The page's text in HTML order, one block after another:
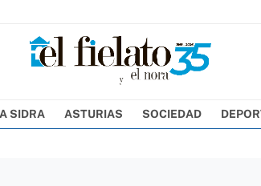
SIDRA ASTURIAS SOCIEDAD